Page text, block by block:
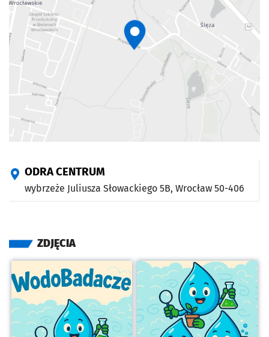
ODRA CENTRUM
wybrzeże Juliusza Słowackiego 5B, Wrocław 50-406
ZDJĘCIA
Kliknij, aby powiększyć Kliknij, aby powiększyć